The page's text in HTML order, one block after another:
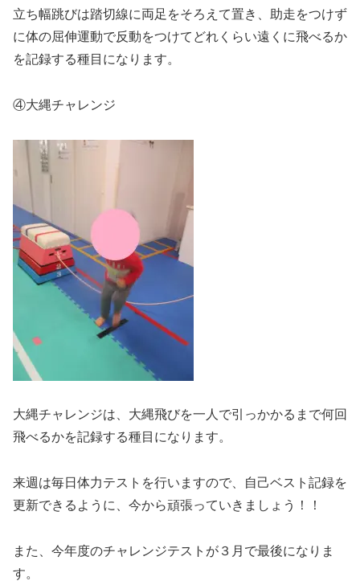
立ち幅跳びは踏切線に両足をそろえて置き、助走をつけず
に体の屈伸運動で反動をつけてどれくらい遠くに飛べるか
を記録する種目になります。
④大縄チャレンジ
大縄チャレンジは、大縄飛びを一人で引っかかるまで何回
飛べるかを記録する種目になります。
来週は毎日体力テストを行いますので、自己ベスト記録を
更新できるように、今から頑張っていきましょう！！
また、今年度のチャレンジテストが３月で最後になりま
す。